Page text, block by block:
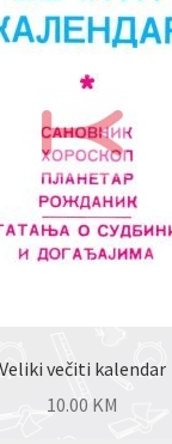
Veliki večiti kalendar
10.00 KM